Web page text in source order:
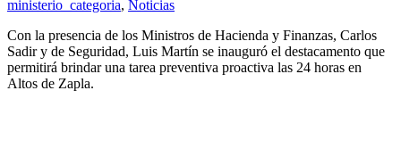
ministerio_categoria, Noticias
Con la presencia de los Ministros de Hacienda y Finanzas, Carlos
Sadir y de Seguridad, Luis Martín se inauguró el destacamento que
permitirá brindar una tarea preventiva proactiva las 24 horas en
Altos de Zapla.